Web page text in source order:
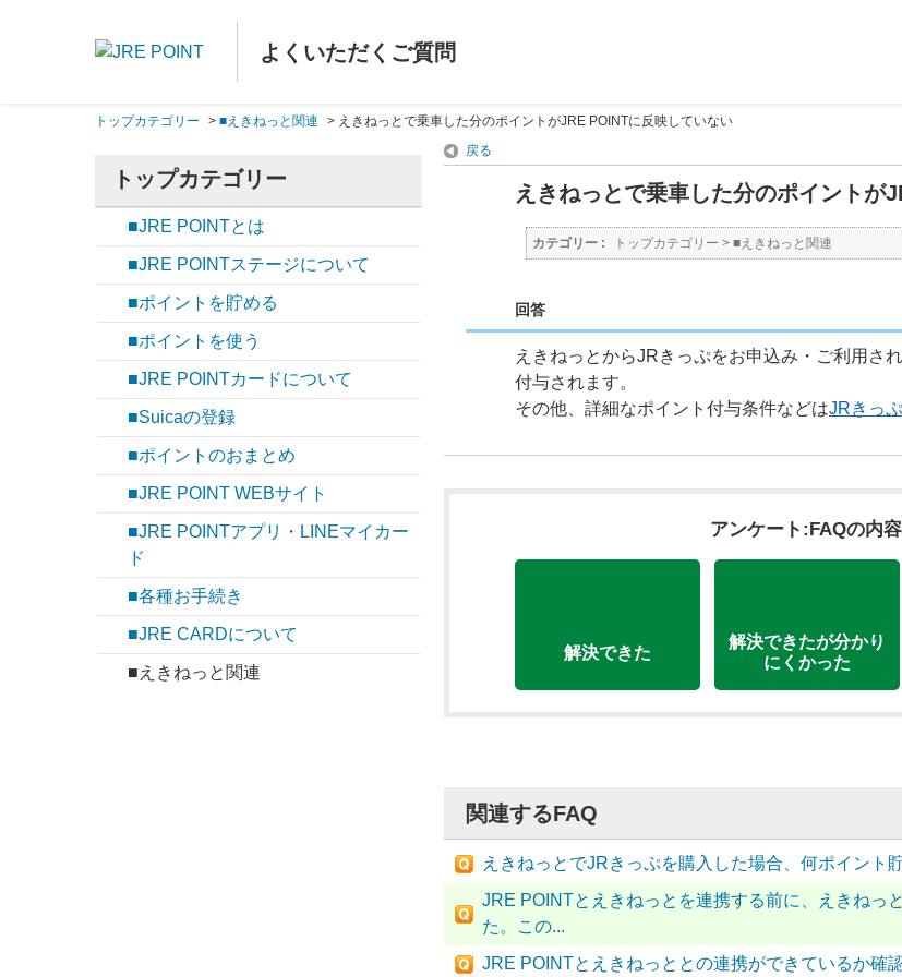
よくいただくご質問
トップカテゴリー > ■えきねっと関連 > えきねっとで乗車した分のポイントがJRE POINTに反映していない
トップカテゴリー
■JRE POINTとは
■JRE POINTステージについて
■ポイントを貯める
■ポイントを使う
■JRE POINTカードについて
■Suicaの登録
■ポイントのおまとめ
■JRE POINT WEBサイト
■JRE POINTアプリ・LINEマイカー
ド
■各種お手続き
■JRE CARDについて
■えきねっと関連
戻る
えきねっとで乗車した分のポイントが
カテゴリー : トップカテゴリー > ■えきねっと関連
回答
えきねっとからJRきっぷをお申込み・ご利用さ
付与されます。
その他、詳細なポイント付与条件などはJRきっ
アンケート:FAQの内
解決できた
解決できたが分かり
にくかった
関連するFAQ
えきねっとでJRきっぷを購入した場合、何ポイント
JRE POINTとえきねっとを連携する前に、えきねっ
た。この...
JRE POINTとえきねっととの連携ができているか確